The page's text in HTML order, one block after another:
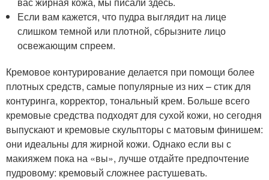
Если вам кажется, что пудра выглядит на лице
слишком темной или плотной, сбрызните лицо
освежающим спреем.
Кремовое контурирование делается при помощи более
плотных средств, самые популярные из них – стик для
контуринга, корректор, тональный крем. Больше всего
кремовые средства подходят для сухой кожи, но сегодня
выпускают и кремовые скульпторы с матовым финишем:
они идеальны для жирной кожи. Однако если вы с
макияжем пока на «вы», лучше отдайте предпочтение
пудровому: кремовый сложнее растушевать.